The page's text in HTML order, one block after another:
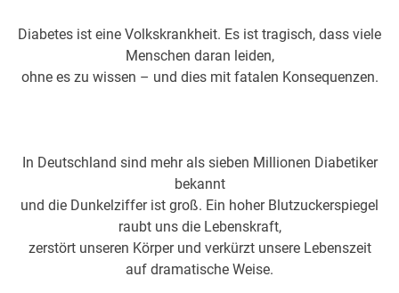
Diabetes ist eine Volkskrankheit. Es ist tragisch, dass viele
Menschen daran leiden,
ohne es zu wissen – und dies mit fatalen Konsequenzen.
In Deutschland sind mehr als sieben Millionen Diabetiker
bekannt
und die Dunkelziffer ist groß. Ein hoher Blutzuckerspiegel
raubt uns die Lebenskraft,
zerstört unseren Körper und verkürzt unsere Lebenszeit
auf dramatische Weise.